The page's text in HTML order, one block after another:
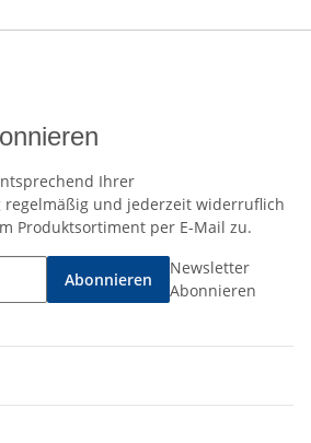
Ihrer
regelmäßig und jederzeit widerruflich
Produktsortiment per E-Mail zu.
Abonnieren
Newsletter
Abonnieren